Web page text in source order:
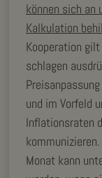
können sich an
Kalkulation
Kooperation
schlagen
und im Vorfeld
Inflationsraten
Monat kann